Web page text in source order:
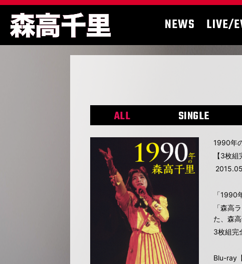
NEWS LIVE/
ALL SINGLE
1990年
【3枚
「1990
「森高
た、森
3枚組完
Blu-ray